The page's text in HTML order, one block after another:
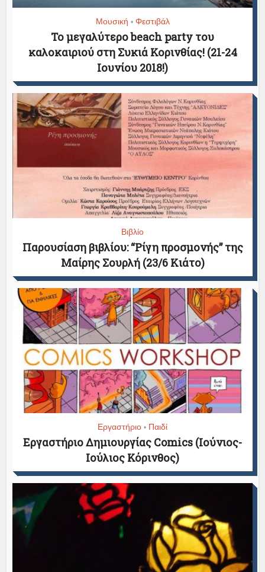
Μουσική • Φεστιβάλ
Το μεγαλύτερο beach party του
καλοκαιριού στη Συκιά Κορινθίας! (21-24
Ιουνίου 2018!)
Βιβλίο
Παρουσίαση βιβλίου: “Ρίγη προσμονής” της
Μαίρης Σουρλή (23/6 Κιάτο)
Εργαστήριο • Παιδί
Εργαστήριο Δημιουργίας Comics (Ιούνιος-
Ιούλιος Κόρινθος)